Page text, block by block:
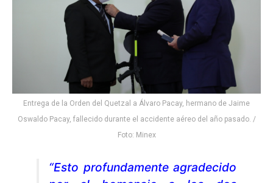
Entrega de la Orden del Quetzal a Álvaro Pacay, hermano de Jaime
Oswaldo Pacay, fallecido durante el accidente aéreo del año pasado. /
Foto: Minex
“Esto profundamente agradecido